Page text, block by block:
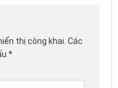
thị công khai. Các
*